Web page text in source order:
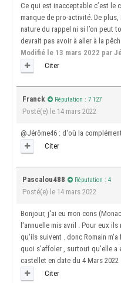
Ce qui est inacceptable c’est le
manque de pro-activité. De
nature du rappel ni si l’on peut
devrait pas avoir à aller à la
Modifié le 13 mars 2022 par
Citer
Franck Réputation : 7 127
Posté(e) le 14 mars 2022
@Jérôme46 : d'où la
Citer
Pascalou488 Réputation : 4
Posté(e) le 14 mars 2022
Bonjour, j'ai eu mon cons
l'annuelle mis avril . Pour eux
qu'ils suivent . donc Romain
quoi s'affoler , surtout qu'elle a
castellet en date du 4 Mars 2022
Citer